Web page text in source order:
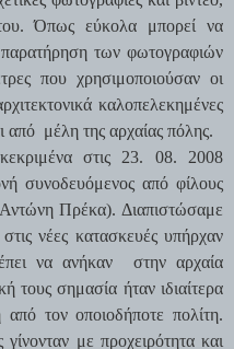
Όπως εύκολα μπορεί να
παρατήρηση των φωτογραφιών
που χρησιμοποιούσαν οι
καλοπελεκημένες
από μέλη της αρχαίας πόλης.
στις 23. 08. 2008
συνοδευόμενος από φίλους
Πρέκα). Διαπιστώσαμε
στις νέες κατασκευές υπήρχαν
να ανήκαν στην αρχαία
τους σημασία ήταν ιδιαίτερα
τον οποιοδήποτε πολίτη.
με προχειρότητα και